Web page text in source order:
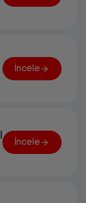
İncele
İncele